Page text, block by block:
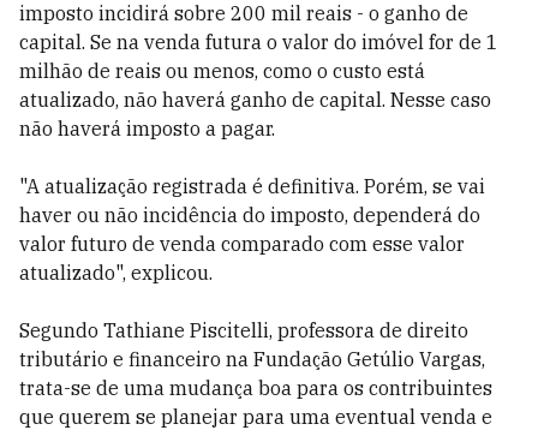
imposto incidirá sobre 200 mil reais - o ganho de
capital. Se na venda futura o valor do imóvel for de 1
milhão de reais ou menos, como o custo está
atualizado, não haverá ganho de capital. Nesse caso
não haverá imposto a pagar.
"A atualização registrada é definitiva. Porém, se vai
haver ou não incidência do imposto, dependerá do
valor futuro de venda comparado com esse valor
atualizado", explicou.
Segundo Tathiane Piscitelli, professora de direito
tributário e financeiro na Fundação Getúlio Vargas,
trata-se de uma mudança boa para os contribuintes
que querem se planejar para uma eventual venda e